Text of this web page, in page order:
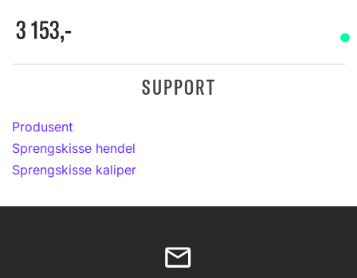
3 153,-
SUPPORT
Produsent
Sprengskisse hendel
Sprengskisse kaliper